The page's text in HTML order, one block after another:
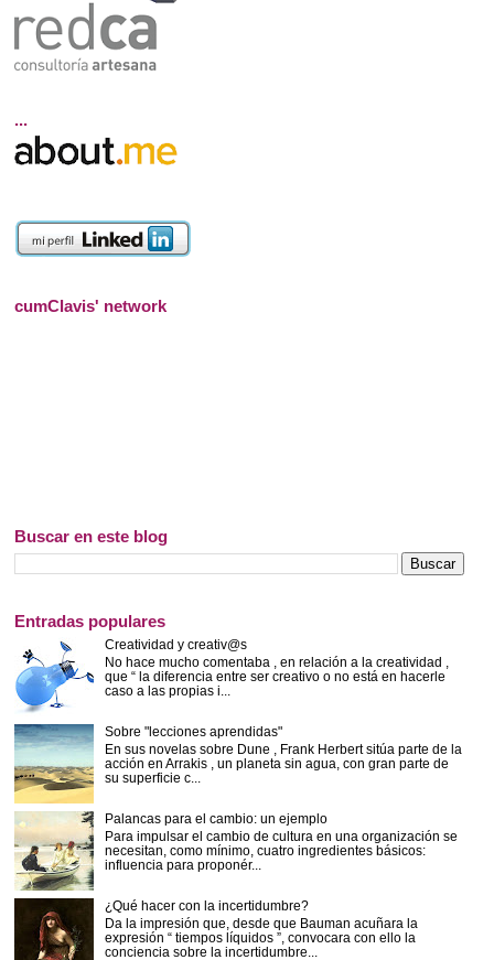
...
cumClavis' network
Buscar en este blog
Entradas populares
Creatividad y creativ@s
No hace mucho comentaba , en relación a la creatividad ,
que “ la diferencia entre ser creativo o no está en hacerle
caso a las propias i...
Sobre "lecciones aprendidas"
En sus novelas sobre Dune , Frank Herbert sitúa parte de la
acción en Arrakis , un planeta sin agua, con gran parte de
su superficie c...
Palancas para el cambio: un ejemplo
Para impulsar el cambio de cultura en una organización se
necesitan, como mínimo, cuatro ingredientes básicos:
influencia para proponér...
¿Qué hacer con la incertidumbre?
Da la impresión que, desde que Bauman acuñara la
expresión “ tiempos líquidos ”, convocara con ello la
conciencia sobre la incertidumbre...